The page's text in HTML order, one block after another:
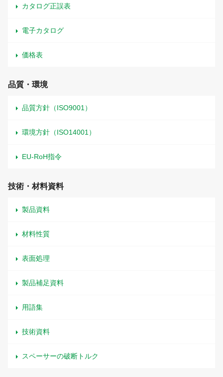
カタログ正誤表
電子カタログ
価格表
品質・環境
品質方針（ISO9001）
環境方針（ISO14001）
EU-RoH指令
技術・材料資料
製品資料
材料性質
表面処理
製品補足資料
用語集
技術資料
スペーサーの破断トルク